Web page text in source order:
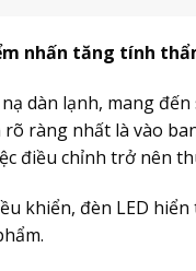
nhấn tăng tính
dàn lạnh, mang
rõ ràng nhất là vào
điều chỉnh trở nên
khiển, đèn LED